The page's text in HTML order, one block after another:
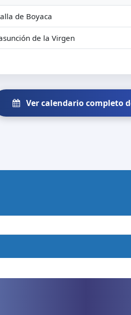
de Boyaca
de la Virgen
Ver calendario completo